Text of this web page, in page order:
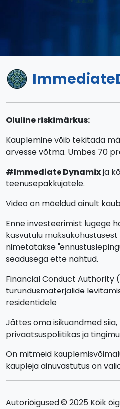
Oluline riskimärkus:
Kauplemine võib tekitada
arvesse võtma. Umbes 70
#Immediate Dynamixja
teenusepakkujatele.
Video on mõeldud ainult
Enne investeerimist lugege
kasvutulu
nimetatakse
seadusega ette nähtud.
Financial Conduct Authority
turundusmaterjalide
residentidele
Jättes oma isikuandmed
privaatsuspoliitikas ja
On mitmeid
kaupleja ainuvastutus on
Autoriõigused © 2025 Kõik